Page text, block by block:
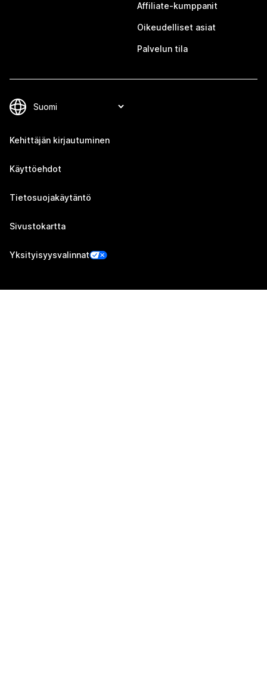
Affiliate-kumppanit
Oikeudelliset asiat
Palvelun tila
Kehittäjän kirjautuminen
Käyttöehdot
Tietosuojakäytäntö
Sivustokartta
Yksityisyysvalinnat